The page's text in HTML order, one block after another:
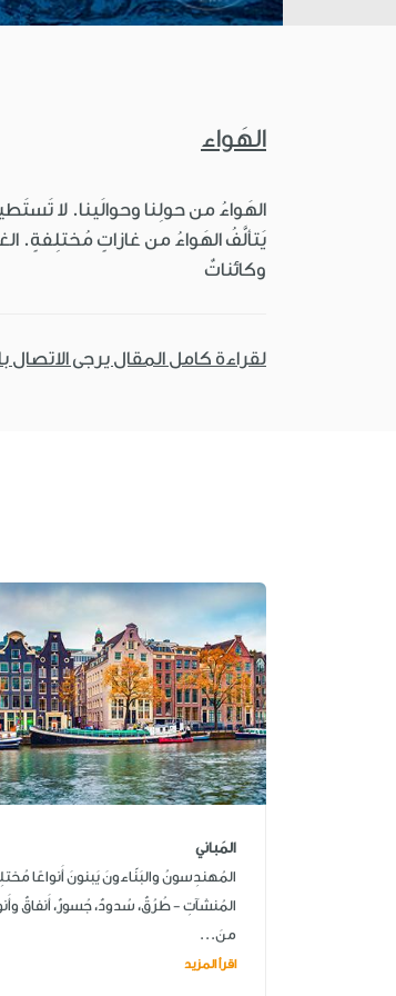
الهَواء
الهَواءُ من حولِنا وحوالَينا. لا
يَتألَّفُ الهَواءُ من غازاتٍ مُختلِفةٍ.
وكائناتٌ
لقراءة كامل المقال يرجى
المَباني
المُهندِسونُ والبَنّاءونَ يَبنونَ أَنواعًا
المُنشآتِ - طُرُقٌ، سُدودٌ، جُسورٌ، أَنفاقٌ
منَ...
اقرأ المزيد